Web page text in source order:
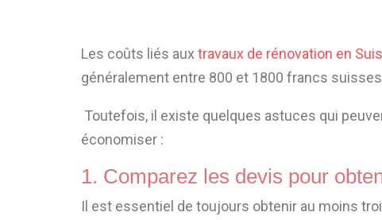
Les coûts liés aux travaux de rénovation en
généralement entre 800 et 1800 francs
Toutefois, il existe quelques astuces qui
économiser :
1. Comparez les devis pour
Il est essentiel de toujours obtenir au moins